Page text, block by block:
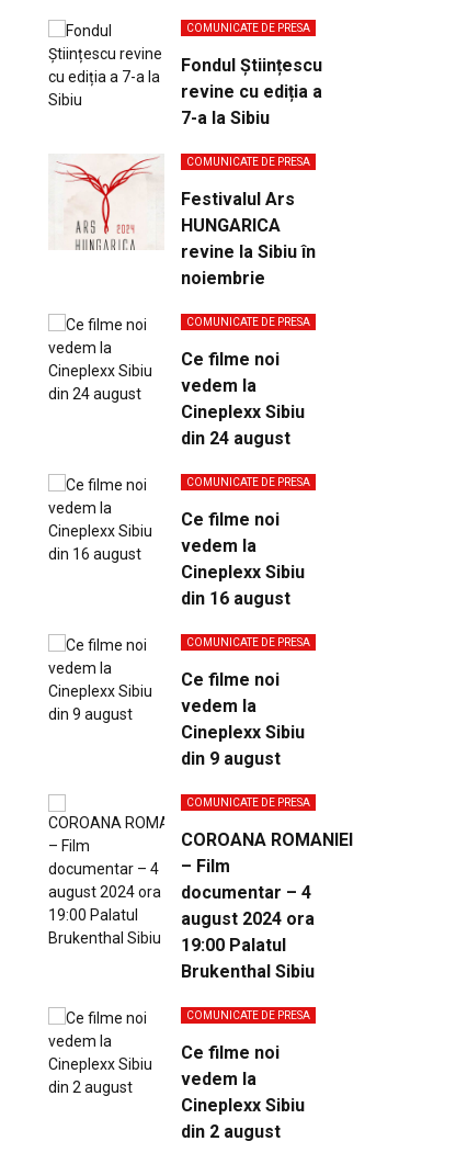
COMUNICATE DE PRESA
Fondul Științescu
revine cu ediția a
7-a la Sibiu
COMUNICATE DE PRESA
Festivalul Ars
HUNGARICA
revine la Sibiu în
noiembrie
COMUNICATE DE PRESA
Ce filme noi
vedem la
Cineplexx Sibiu
din 24 august
COMUNICATE DE PRESA
Ce filme noi
vedem la
Cineplexx Sibiu
din 16 august
COMUNICATE DE PRESA
Ce filme noi
vedem la
Cineplexx Sibiu
din 9 august
COMUNICATE DE PRESA
COROANA ROMANIEI
– Film
documentar – 4
august 2024 ora
19:00 Palatul
Brukenthal Sibiu
COMUNICATE DE PRESA
Ce filme noi
vedem la
Cineplexx Sibiu
din 2 august